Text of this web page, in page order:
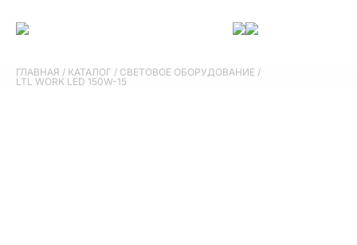
ГЛАВНАЯ / КАТАЛОГ / СВЕТОВОЕ ОБОРУДОВАНИЕ /
LTL WORK LED 150W-15